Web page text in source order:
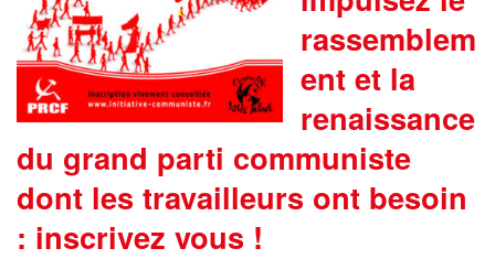
rassemblem
ent et la
renaissance
du grand parti communiste
dont les travailleurs ont besoin
: inscrivez vous !